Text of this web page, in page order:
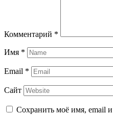
Комментарий *
Имя *
Email *
Сайт
Сохранить моё имя, email